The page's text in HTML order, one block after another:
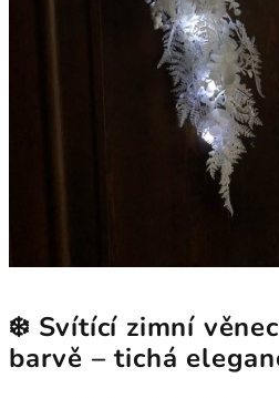
❄️ Svítící zimní
barvě – tichá